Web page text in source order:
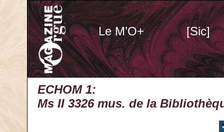
Le M’O+ [Sic]
ECHOM 1:
Ms II 3326 mus. de la